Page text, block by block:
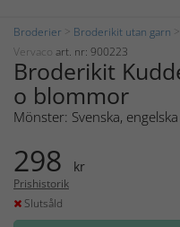
Broderier Broderikit utan garn
Vervaco art. nr: 900223
Broderikit
o blommor
Mönster: Svenska,
298 kr
Prishistorik
Slutsåld